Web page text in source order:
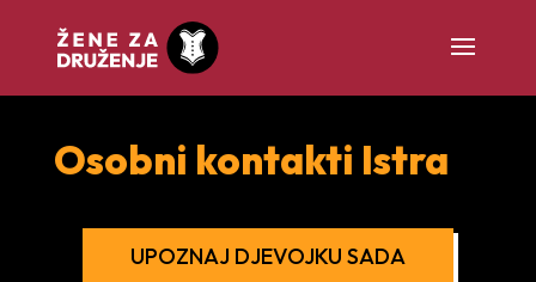
Osobni kontakti Istra
UPOZNAJ DJEVOJKU SADA